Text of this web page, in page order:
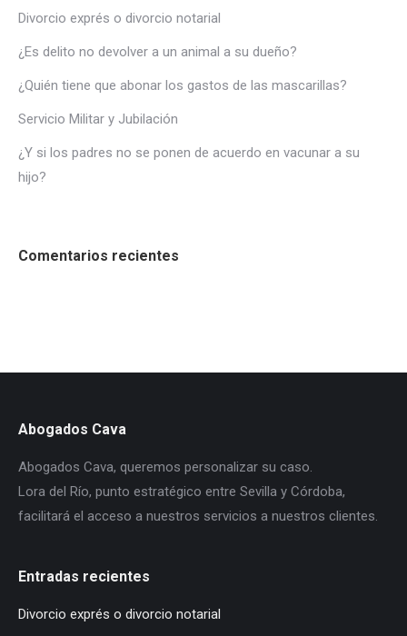
Divorcio exprés o divorcio notarial
¿Es delito no devolver a un animal a su dueño?
¿Quién tiene que abonar los gastos de las mascarillas?
Servicio Militar y Jubilación
¿Y si los padres no se ponen de acuerdo en vacunar a su
hijo?
Comentarios recientes
Abogados Cava
Abogados Cava, queremos personalizar su caso.
Lora del Río, punto estratégico entre Sevilla y Córdoba,
facilitará el acceso a nuestros servicios a nuestros clientes.
Entradas recientes
Divorcio exprés o divorcio notarial